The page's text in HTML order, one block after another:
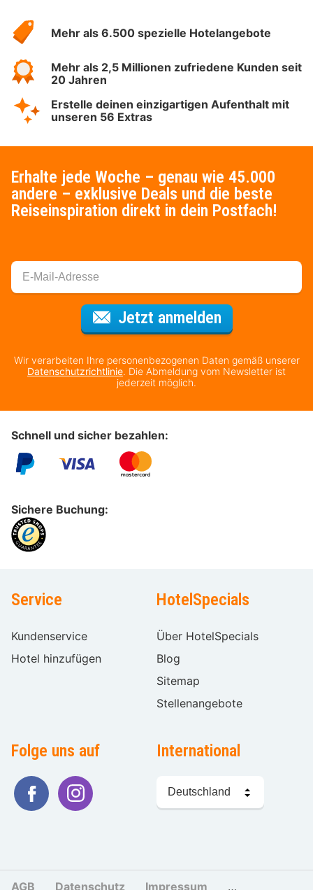
Hotelspecials
Mehr als 6.500 spezielle Hotelangebote
Mehr als 2,5 Millionen zufriedene Kunden seit
20 Jahren
Erstelle deinen einzigartigen Aufenthalt mit
unseren 56 Extras
Erhalte jede Woche – genau wie 45.000
andere – exklusive Deals und die beste
Reiseinspiration direkt in dein Postfach!
Jetzt anmeldenFür den
Wir verarbeiten Ihre personenbezogenen Daten gemäß unserer
Datenschutzrichtlinie. Die Abmeldung vom Newsletter ist
jederzeit möglich.
Schnell und sicher bezahlen:
Sichere Buchung:
Service
Kundenservice
Hotel hinzufügen
HotelSpecials
Über HotelSpecials
Blog
Sitemap
Stellenangebote
Folge uns auf International
wählen
AGB Datenschutz Impressum Cookies und